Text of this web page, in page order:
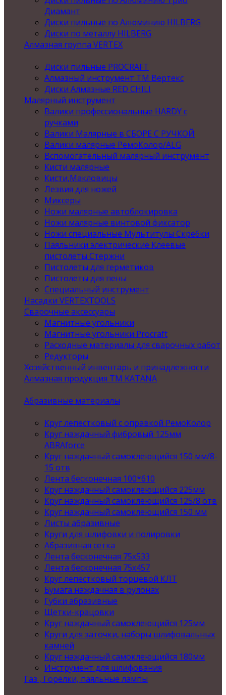
Диамант
Диски пильные по Алюминию HILBERG
Диски по металлу HILBERG
Алмазная группа VERTEX
Диски пильные PROCRAFT
Алмазный инструмент ТМ Вертекс
Диски Алмазные RED CHILI
Малярный инструмент
Валики профессиональные HARDY с
ручками
Валики Малярные в СБОРЕ С РУЧКОЙ
Валики малярные РемоКолор/ALG
Вспомогательный малярный инструмент
Кисти малярные
Кисти,Макловицы
Лезвия для ножей
Миксеры
Ножи малярные автоблокировка
Ножи малярные винтовой фиксатор
Ножи специальные Мультитулы Скребки
Паяльники электрические Клеевые
пистолеты Стержни
Пистолеты для герметиков
Пистолеты для пены
Специальный инструмент
Насадки VERTEXTOOLS
Сварочные аксессуары
Магнитные угольники
Магнитные угольники Procraft
Расходные материалы для сварочных работ
Редукторы
Хозяйственный инвентарь и принадлежности
Алмазная продукция ТМ KATANA
Абразивные материалы
Круг лепестковый с оправкой РемоКолор
Круг наждачный фибровый 125мм
ABRAforce
Круг наждачный самоклеющийся 150 мм/8-
15 отв
Лента бесконечная 100*610
Круг наждачный самоклеющийся 225мм
Круг наждачный самоклеющийся 125/8 отв
Круг наждачный самоклеющийся 150 мм
Листы абразивные
Круги для шлифовки и полировки
Абразивная сетка
Лента бесконечная 75х533
Лента бесконечная 75х457
Круг лепестковый торцевой КЛТ
Бумага наждачная в рулонах
Губки абразивные
Щетки-крацовки
Круг наждачный самоклеющийся 125мм
Круги для заточки, наборы шлифовальных
камней
Круг наждачный самоклеющийся 180мм
Инструмент для шлифования
Газ , Горелки, паяльные лампы